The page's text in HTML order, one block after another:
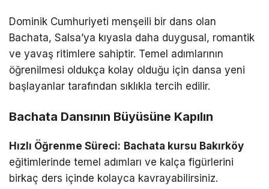
Dominik Cumhuriyeti menşeili bir dans olan
Bachata, Salsa’ya kıyasla daha duygusal, romantik
ve yavaş ritimlere sahiptir. Temel adımlarının
öğrenilmesi oldukça kolay olduğu için dansa yeni
başlayanlar tarafından sıklıkla tercih edilir.
Bachata Dansının Büyüsüne Kapılın
Hızlı Öğrenme Süreci: Bachata kursu Bakırköy
eğitimlerinde temel adımları ve kalça figürlerini
birkaç ders içinde kolayca kavrayabilirsiniz.